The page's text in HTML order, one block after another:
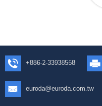
+886-2-33938558
euroda@euroda.com.tw